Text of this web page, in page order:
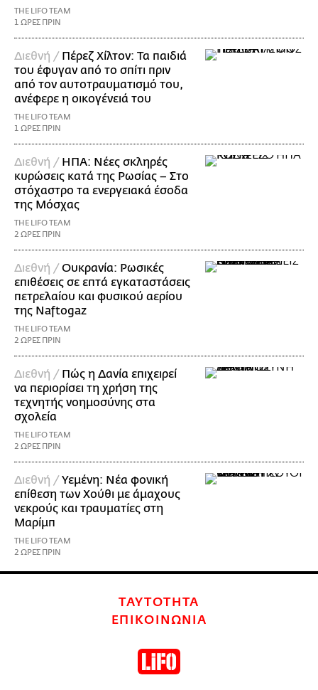
THE LIFO TEAM
1 ΩΡΕΣ ΠΡΙΝ
Διεθνή / Πέρεζ Χίλτον: Τα παιδιά
του έφυγαν από το σπίτι πριν
από τον αυτοτραυματισμό του,
ανέφερε η οικογένειά του
THE LIFO TEAM
1 ΩΡΕΣ ΠΡΙΝ
Διεθνή / ΗΠΑ: Nέες σκληρές
κυρώσεις κατά της Ρωσίας – Στο
στόχαστρο τα ενεργειακά έσοδα
της Μόσχας
THE LIFO TEAM
2 ΩΡΕΣ ΠΡΙΝ
Διεθνή /Ουκρανία: Ρωσικές
επιθέσεις σε επτά εγκαταστάσεις
πετρελαίου και φυσικού αερίου
της Naftogaz
THE LIFO TEAM
2 ΩΡΕΣ ΠΡΙΝ
Διεθνή / Πώς η Δανία επιχειρεί
να περιορίσει τη χρήση της
τεχνητής νοημοσύνης στα
σχολεία
THE LIFO TEAM
2 ΩΡΕΣ ΠΡΙΝ
Διεθνή /Υεμένη: Νέα φονική
επίθεση των Χούθι με άμαχους
νεκρούς και τραυματίες στη
Μαρίμπ
THE LIFO TEAM
2 ΩΡΕΣ ΠΡΙΝ
ΤΑΥΤΟΤΗΤΑ
ΕΠΙΚΟΙΝΩΝΙΑ